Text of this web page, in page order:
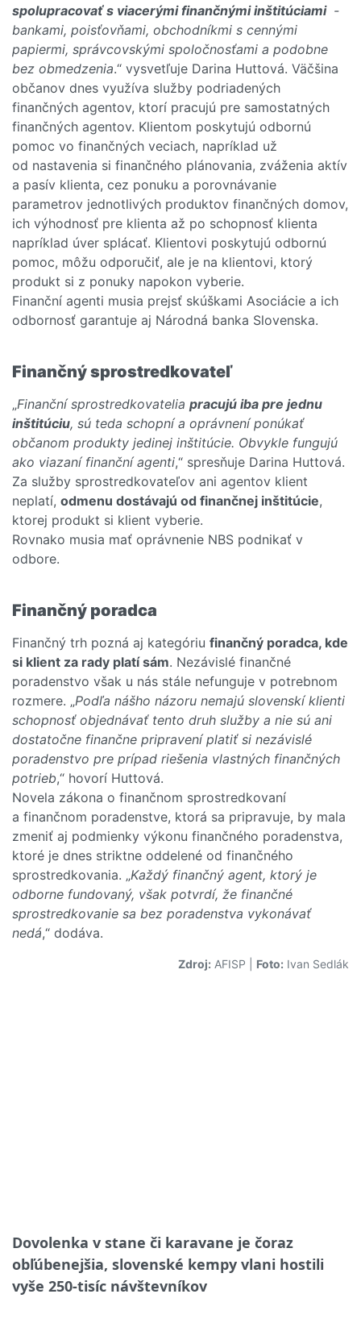
spolupracovať s viacerými finančnými inštitúciami -
bankami, poisťovňami, obchodníkmi s cennými
papiermi, správcovskými spoločnosťami a podobne
bez obmedzenia.“ vysvetľuje Darina Huttová. Väčšina
občanov dnes využíva služby podriadených
finančných agentov, ktorí pracujú pre samostatných
finančných agentov. Klientom poskytujú odbornú
pomoc vo finančných veciach, napríklad už
od nastavenia si finančného plánovania, zváženia aktív
a pasív klienta, cez ponuku a porovnávanie
parametrov jednotlivých produktov finančných domov,
ich výhodnosť pre klienta až po schopnosť klienta
napríklad úver splácať. Klientovi poskytujú odbornú
pomoc, môžu odporučiť, ale je na klientovi, ktorý
produkt si z ponuky napokon vyberie.
Finanční agenti musia prejsť skúškami Asociácie a ich
odbornosť garantuje aj Národná banka Slovenska.
Finančný sprostredkovateľ
„Finanční sprostredkovatelia pracujú iba pre jednu
inštitúciu, sú teda schopní a oprávnení ponúkať
občanom produkty jedinej inštitúcie. Obvykle fungujú
ako viazaní finanční agenti,“ spresňuje Darina Huttová.
Za služby sprostredkovateľov ani agentov klient
neplatí, odmenu dostávajú od finančnej inštitúcie,
ktorej produkt si klient vyberie.
Rovnako musia mať oprávnenie NBS podnikať v
odbore.
Finančný poradca
Finančný trh pozná aj kategóriu finančný poradca, kde
si klient za rady platí sám. Nezávislé finančné
poradenstvo však u nás stále nefunguje v potrebnom
rozmere. „Podľa nášho názoru nemajú slovenskí klienti
schopnosť objednávať tento druh služby a nie sú ani
dostatočne finančne pripravení platiť si nezávislé
poradenstvo pre prípad riešenia vlastných finančných
potrieb,“ hovorí Huttová.
Novela zákona o finančnom sprostredkovaní
a finančnom poradenstve, ktorá sa pripravuje, by mala
zmeniť aj podmienky výkonu finančného poradenstva,
ktoré je dnes striktne oddelené od finančného
sprostredkovania. „Každý finančný agent, ktorý je
odborne fundovaný, však potvrdí, že finančné
sprostredkovanie sa bez poradenstva vykonávať
nedá,“ dodáva.
Zdroj: AFISP Foto: Ivan Sedlák
Dovolenka v stane či karavane je čoraz
obľúbenejšia, slovenské kempy vlani hostili
vyše 250-tisíc návštevníkov